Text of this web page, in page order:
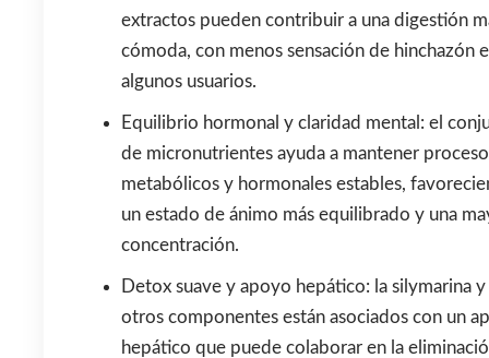
extractos pueden contribuir a una digestión
cómoda, con menos sensación de hinchazón
algunos usuarios.
Equilibrio hormonal y claridad mental: el
de micronutrientes ayuda a mantener
metabólicos y hormonales estables,
un estado de ánimo más equilibrado y una
concentración.
Detox suave y apoyo hepático: la silymarina y
otros componentes están asociados con un
hepático que puede colaborar en la